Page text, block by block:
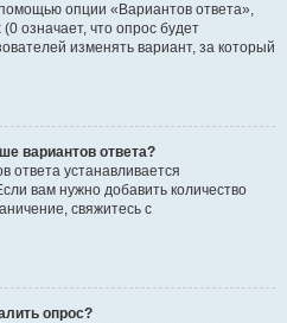
опции «Вариантов ответа»,
означает, что опрос будет
изменять вариант, за который
вариантов ответа?
ответа устанавливается
вам нужно добавить количество
свяжитесь с
опрос?